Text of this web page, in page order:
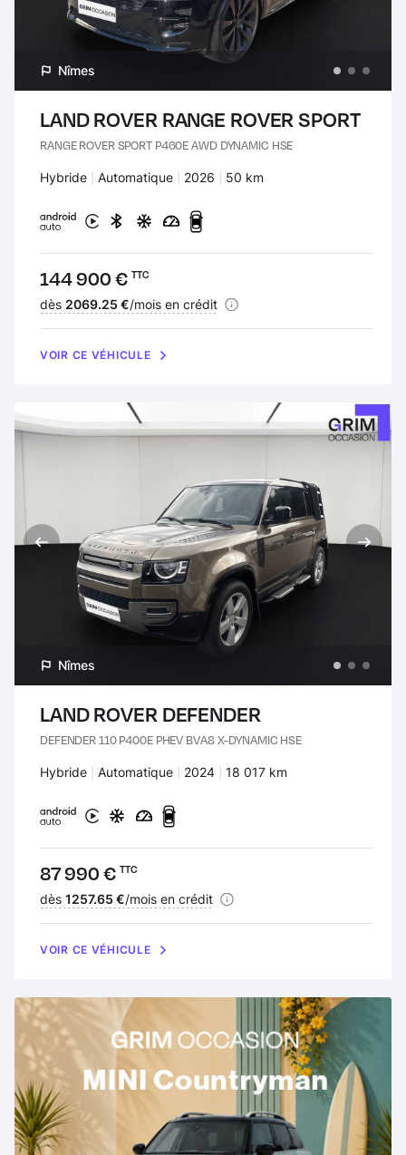
Nîmes
LAND ROVER RANGE ROVER SPORT
RANGE ROVER SPORT P460E AWD DYNAMIC HSE
Carburant :
Hybride Transmission :
Automatique Années :
2026 Kilomètres :
50 km
Prix :
144 900 € TTC
Financement :
dès 2069.25 €/mois en crédit
VOIR CE VÉHICULE
Nîmes
LAND ROVER DEFENDER
DEFENDER 110 P400E PHEV BVA8 X-DYNAMIC HSE
Carburant :
Hybride Transmission :
Automatique Années :
2024 Kilomètres :
18 017 km
Prix :
87 990 € TTC
Financement :
dès 1257.65 €/mois en crédit
VOIR CE VÉHICULE